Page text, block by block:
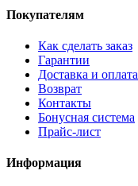
Покупателям
Как сделать заказ
Гарантии
Доставка и оплата
Возврат
Контакты
Бонусная система
Прайс-лист
Информация